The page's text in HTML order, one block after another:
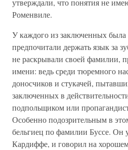
утверждали, что понятия не
Роменвиле.
У каждого из заключенных была
предпочитали держать язык за
не раскрывали своей фамилии,
имени: ведь среди тюремного
доносчиков и стукачей,
заключенных в
подпольщиком или
Особенно подозрительным в
бельгиец по фамилии Буссе. Он
Кардиффе, и говорил на